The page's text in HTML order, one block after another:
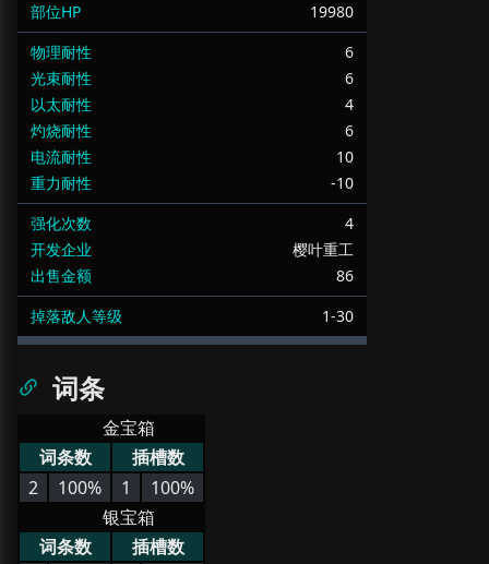
部位HP
19980
物理耐性
6
光束耐性
6
以太耐性
4
灼烧耐性
6
电流耐性
10
重力耐性
-10
强化次数
4
开发企业
樱叶重工
出售金额
86
掉落敌人等级
1-30
词条
金宝箱
词条数
插槽数
2
100% 1
100%
银宝箱
词条数
插槽数